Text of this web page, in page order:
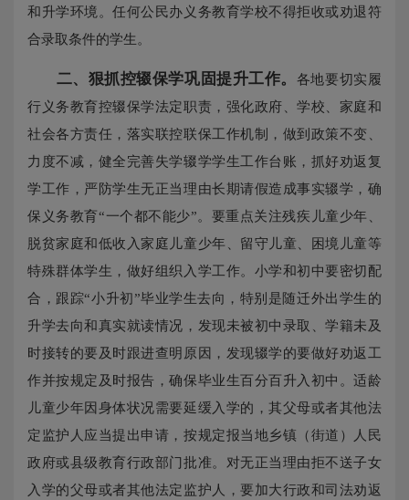
和升学环境。任何公民办义务教育学校不得拒收或劝退符
合录取条件的学生。
二、 狠抓控辍保学巩固提升工作。 各地要切实履
行义务教育控辍保学法定职责，强化政府、学校、家庭和
社会各方责任，落实联控联保工作机制，做到政策不变、
力度不减，健全完善失学辍学学生工作台账，抓好劝返复
学工作，严防学生无正当理由长期请假造成事实辍学，确
保义务教育“一个都不能少”。要重点关注残疾儿童少年、
脱贫家庭和低收入家庭儿童少年、留守儿童、困境儿童等
特殊群体学生，做好组织入学工作。小学和初中要密切配
合，跟踪“小升初”毕业学生去向，特别是随迁外出学生的
升学去向和真实就读情况，发现未被初中录取、学籍未及
时接转的要及时跟进查明原因，发现辍学的要做好劝返工
作并按规定及时报告，确保毕业生百分百升入初中。适龄
儿童少年因身体状况需要延缓入学的，其父母或者其他法
定监护人应当提出申请，按规定报当地乡镇（街道）人民
政府或县级教育行政部门批准。对无正当理由拒不送子女
入学的父母或者其他法定监护人，要加大行政和司法劝返